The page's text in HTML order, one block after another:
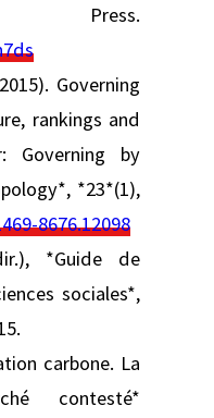
Press.
Governing
rankings and
Governing by
*23*(1),
8676.12098
*Guide de
sociales*,
carbone. La
contesté*